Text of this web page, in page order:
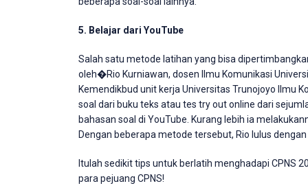
5. Belajar dari YouTube
Salah satu metode latihan yang bisa
oleh�Rio Kurniawan, dosen Ilmu Komunikasi
Kemendikbud unit kerja Universitas Trunojoyo Ilmu
soal dari buku teks atau tes try out online dari
bahasan soal di YouTube. Kurang lebih ia
Dengan beberapa metode tersebut, Rio lulus
Itulah sedikit tips untuk berlatih menghadapi CPNS
para pejuang CPNS!